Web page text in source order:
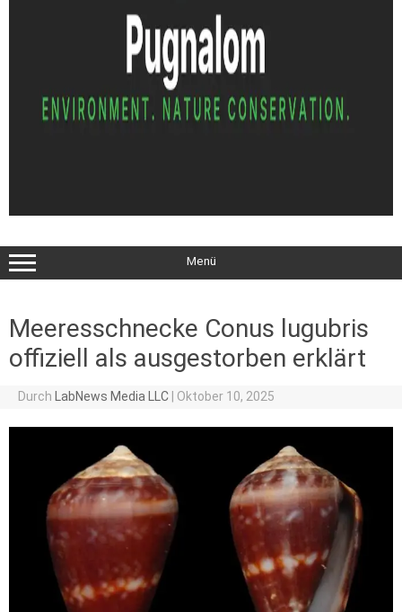
Menü
Meeresschnecke Conus lugubris
offiziell als ausgestorben erklärt
Durch LabNews Media LLC Oktober 10, 2025